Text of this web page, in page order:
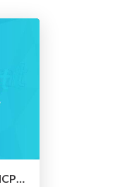
実務で動くAIエージェントを作ろう！MCP×Mastraをライブコーディングで実践